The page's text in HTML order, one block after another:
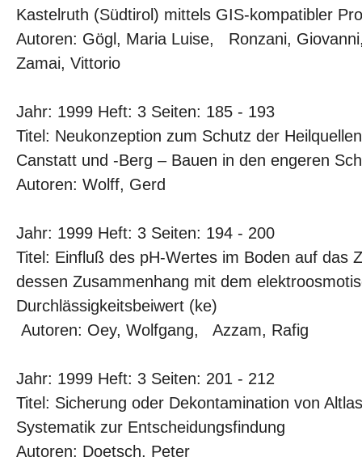
Kastelruth (Südtirol) mittels GIS-kompatibler
Autoren: Gögl, Maria Luise, Ronzani,
Zamai, Vittorio
Jahr: 1999 Heft: 3 Seiten: 185 - 193
Titel: Neukonzeption zum Schutz der
Canstatt und -Berg – Bauen in den engeren
Autoren: Wolff, Gerd
Jahr: 1999 Heft: 3 Seiten: 194 - 200
Titel: Einfluß des pH-Wertes im Boden auf das
dessen Zusammenhang mit dem
Durchlässigkeitsbeiwert (ke)
Autoren: Oey, Wolfgang, Azzam, Rafig
Jahr: 1999 Heft: 3 Seiten: 201 - 212
Titel: Sicherung oder Dekontamination von
Systematik zur Entscheidungsfindung
Autoren: Doetsch, Peter